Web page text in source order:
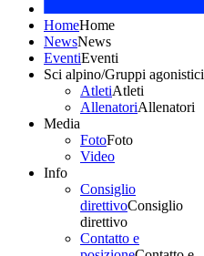
HomeHome
NewsNews
EventiEventi
Sci alpino/Gruppi agonistici
AtletiAtleti
AllenatoriAllenatori
Media
FotoFoto
Video
Info
Consiglio
direttivoConsiglio
direttivo
Contatto e